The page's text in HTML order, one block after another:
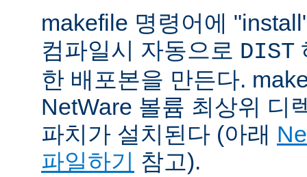
makefile 명령어에
컴파일시 자동으로 DIST
한 배포본을 만든다.
NetWare 볼륨 최상위 디
파치가 설치된다 (아래
파일하기
참고).